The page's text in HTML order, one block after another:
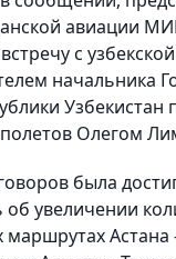
авиации
с
начальника
Узбекистан
Олегом
была
об увеличении
Астана